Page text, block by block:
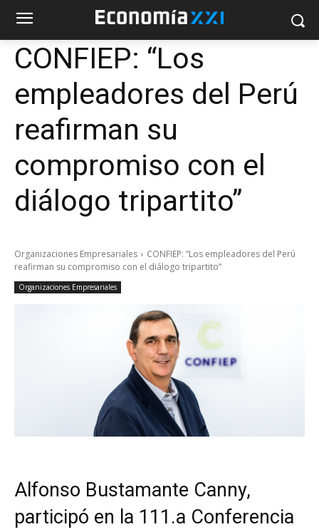
CONFIEP: “Los
empleadores del Perú
reafirman su
compromiso con el
diálogo tripartito”
Organizaciones Empresariales
CONFIEP: “Los empleadores del Perú
reafirman su compromiso con el diálogo tripartito”
Organizaciones Empresariales
Alfonso Bustamante Canny,
participó en la 111.a Conferencia